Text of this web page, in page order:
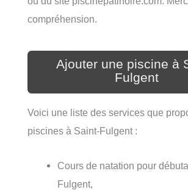
compréhension.
Ajouter une piscine à
Fulgent
Voici une liste des services que
piscines à Saint-Fulgent :
Cours de natation pour
Fulgent,